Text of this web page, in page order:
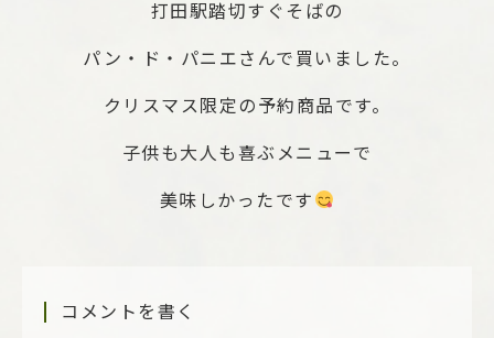
打田駅踏切すぐそばの
パン・ド・パニエさんで買いました。
クリスマス限定の予約商品です。
子供も大人も喜ぶメニューで
美味しかったです
コメントを書く